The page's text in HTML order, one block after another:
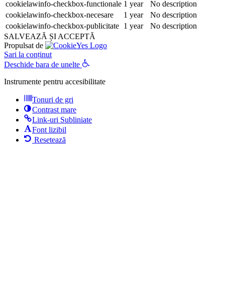
cookielawinfo-checkbox-functionale 1 year
No description
cookielawinfo-checkbox-necesare
1 year
No description
cookielawinfo-checkbox-publicitate 1 year
No description
SALVEAZĂ ȘI ACCEPTĂ
Propulsat de
Sari la conținut
Deschide bara de unelte
Instrumente pentru accesibilitate
Tonuri de gri
Contrast mare
Link-uri Subliniate
Font lizibil
Resetează